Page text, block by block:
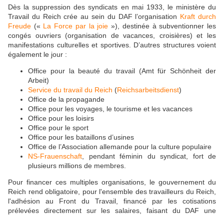
Dès la suppression des syndicats en mai 1933, le ministère du
Travail du Reich crée au sein du DAF l’organisation Kraft durch
Freude (« La Force par la joie »), destinée à subventionner les
congés ouvriers (organisation de vacances, croisières) et les
manifestations culturelles et sportives. D’autres structures voient
également le jour :
Office pour la beauté du travail (Amt für Schönheit der
Arbeit)
Service du travail du Reich (Reichsarbeitsdienst)
Office de la propagande
Office pour les voyages, le tourisme et les vacances
Office pour les loisirs
Office pour le sport
Office pour les bataillons d’usines
Office de l’Association allemande pour la culture populaire
NS-Frauenschaft , pendant féminin du syndicat, fort de
plusieurs millions de membres.
Pour financer ces multiples organisations, le gouvernement du
Reich rend obligatoire, pour l'ensemble des travailleurs du Reich,
l'adhésion au Front du Travail, financé par les cotisations
prélevées directement sur les salaires, faisant du DAF une